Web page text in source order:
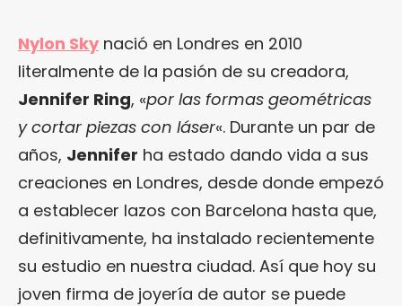
Nylon Sky nació en Londres en 2010
literalmente de la pasión de su creadora,
Jennifer Ring, «por las formas geométricas
y cortar piezas con láser«. Durante un par de
años, Jennifer ha estado dando vida a sus
creaciones en Londres, desde donde empezó
a establecer lazos con Barcelona hasta que,
definitivamente, ha instalado recientemente
su estudio en nuestra ciudad. Así que hoy su
joven firma de joyería de autor se puede